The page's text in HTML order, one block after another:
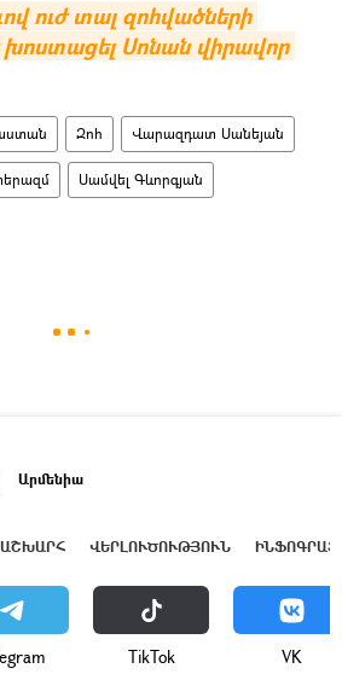
ուժ տալ զոհվածների
խոստացել Սոնան վիրավոր
Զոհ Վարազդատ Սանեյան
Սամվել Գևորգյան
Արմենիա
ԱՇԽԱՐՀ ՎԵՐԼՈՒԾՈՒԹՅՈՒՆ
ТikТоk VK